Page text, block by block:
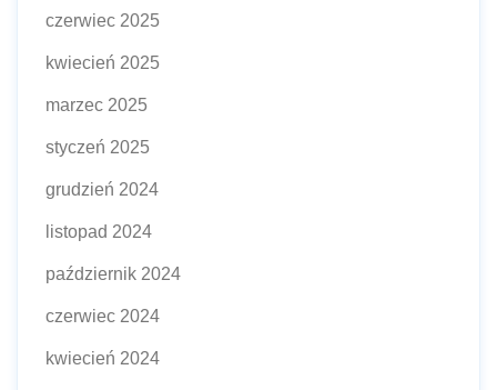
czerwiec 2025
kwiecień 2025
marzec 2025
styczeń 2025
grudzień 2024
listopad 2024
październik 2024
czerwiec 2024
kwiecień 2024